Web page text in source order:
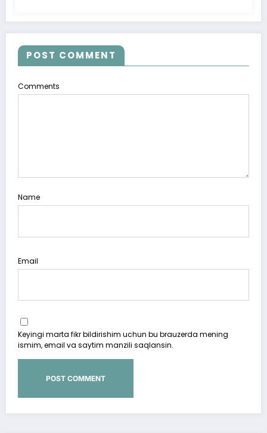
POST COMMENT
Comments
Name
Email
Keyingi marta fikr bildirishim uchun bu brauzerda mening
ismim, email va saytim manzili saqlansin.